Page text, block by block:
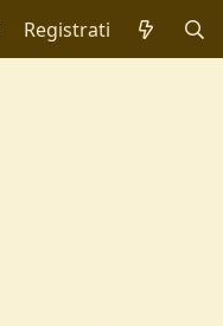
Registrati